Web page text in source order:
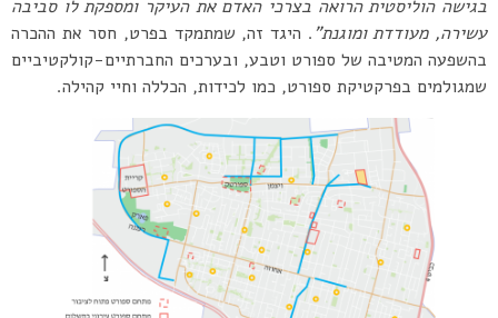
בגישה הוליסטית הרואה בצרכי האדם את העיקר ומספקת לו סביבה
עשירה, מעודדת ומוגנת”. היגד זה, שמתמקד בפרט, חסר את ההכרה
בהשפעה המטיבה של ספורט וטבע, ובערכים החברתיים-קולקטיביים
שמגולמים בפרקטיקת ספורט, כמו לכידות, הכללה וחיי קהילה.